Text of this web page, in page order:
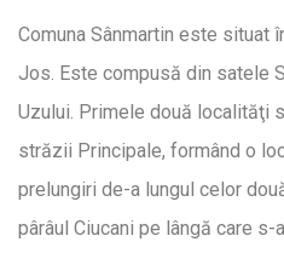
Comuna Sânmartin este situat
Jos. Este compusă din satele
Uzului. Primele două localităţi
străzii Principale, formând o
prelungiri de-a lungul celor
pârâul Ciucani pe lângă care